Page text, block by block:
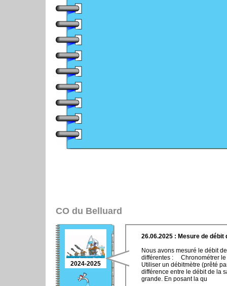
CO du Belluard
2024-2025
26.06.2025 : Mesure de débit
Nous avons mesuré le débit
différentes : Chronométrer
Utiliser un débitmètre (prêté
différence entre le débit de la
grande. En posant la qu